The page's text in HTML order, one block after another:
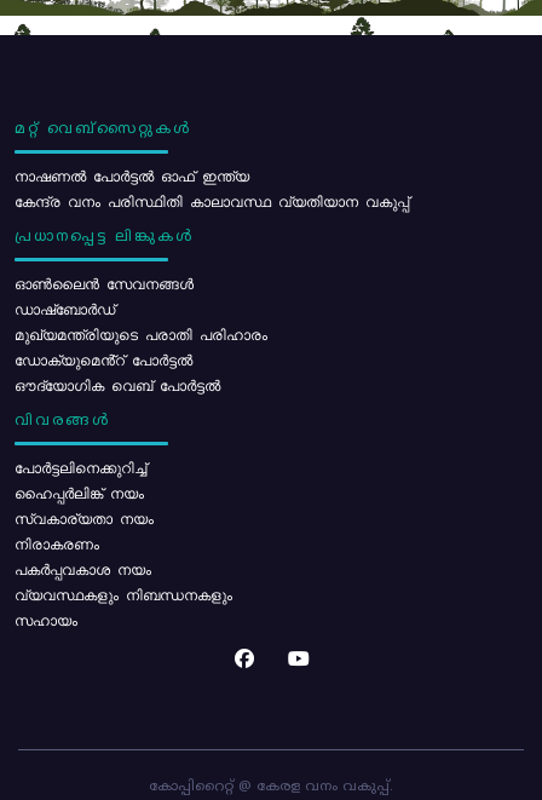
മറ്റ് വെബ്സൈറ്റുകൾ
നാഷണൽ പോർട്ടൽ ഓഫ് ഇന്ത്യ
കേന്ദ്ര വനം പരിസ്ഥിതി കാലാവസ്ഥ വ്യതിയാന വകുപ്പ്
പ്രധാനപ്പെട്ട ലിങ്കുകൾ
ഓൺലൈൻ സേവനങ്ങൾ
ഡാഷ്ബോർഡ്
മുഖ്യമന്ത്രിയുടെ പരാതി പരിഹാരം
ഡോക്യുമെൻ്റ് പോർട്ടൽ
ഔദ്യോഗിക വെബ് പോർട്ടൽ
വിവരങ്ങൾ
പോര്‍ട്ടലിനെക്കുറിച്ച്
ഹൈപ്പർലിങ്ക് നയം
സ്വകാര്യതാ നയം
നിരാകരണം
പകർപ്പവകാശ നയം
വ്യവസ്ഥകളും നിബന്ധനകളും
സഹായം
കോപ്പിറൈറ്റ് @ കേരള വനം വകുപ്പ്.